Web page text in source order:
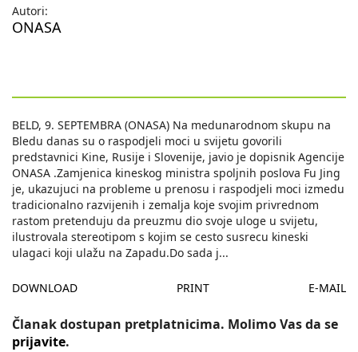
Autori:
ONASA
BELD, 9. SEPTEMBRA (ONASA) Na medunarodnom skupu na
Bledu danas su o raspodjeli moci u svijetu govorili
predstavnici Kine, Rusije i Slovenije, javio je dopisnik Agencije
ONASA .Zamjenica kineskog ministra spoljnih poslova Fu Jing
je, ukazujuci na probleme u prenosu i raspodjeli moci izmedu
tradicionalno razvijenih i zemalja koje svojim privrednom
rastom pretenduju da preuzmu dio svoje uloge u svijetu,
ilustrovala stereotipom s kojim se cesto susrecu kineski
ulagaci koji ulažu na Zapadu.Do sada j...
DOWNLOAD PRINT E-MAIL
Članak dostupan pretplatnicima. Molimo Vas da se
prijavite.